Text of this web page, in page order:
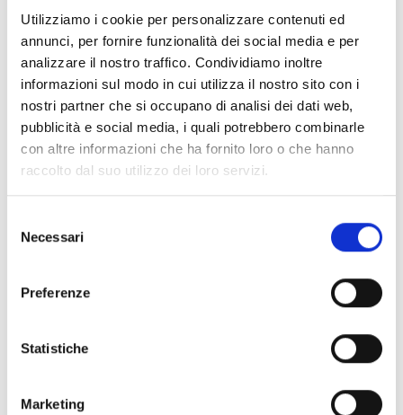
Utilizziamo i cookie per personalizzare contenuti ed
annunci, per fornire funzionalità dei social media e per
analizzare il nostro traffico. Condividiamo inoltre
informazioni sul modo in cui utilizza il nostro sito con i
nostri partner che si occupano di analisi dei dati web,
pubblicità e social media, i quali potrebbero combinarle
con altre informazioni che ha fornito loro o che hanno
raccolto dal suo utilizzo dei loro servizi.
delNecessari
Preferenze
Statistiche
Marketing
l'équipe régionale de coordination du projet, les
gestionnaires de programme et les directeurs des ONG
Cette réunion a également permis de mettre en lumière
plusieurs bonnes pratiques qui ont émergé au cours de la
première année, notamment l'organisation de sorties
communes dans le cadre de l'intervention rapide santé,
dans la mise en œuvre. Cette approche, qui implique la
sanitaire de Gorom-Gorom (Burkina Faso), présente un fort
Parmi les questions critiques qui ont émergé, il y a celle de
possibilité d'atteindre un plus grand pourcentage de